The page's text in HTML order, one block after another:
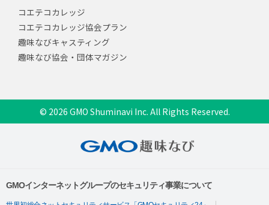
コエテコカレッジ
コエテコカレッジ協会プラン
趣味なびキャスティング
趣味なび協会・団体マガジン
© 2026 GMO Shuminavi Inc. All Rights Reserved.